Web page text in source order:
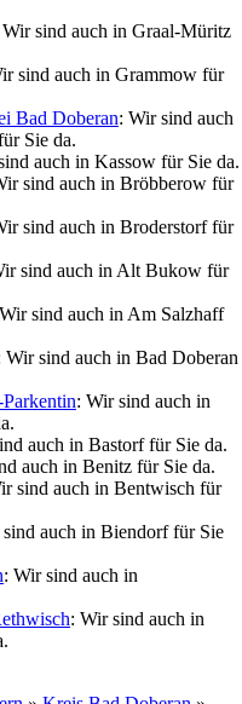
Wir sind auch in Graal-Müritz
sind auch in Grammow für
Bad Doberan: Wir sind auch
Sie da.
auch in Kassow für Sie da.
sind auch in Bröbberow für
sind auch in Broderstorf für
sind auch in Alt Bukow für
sind auch in Am Salzhaff
Wir sind auch in Bad Doberan
: Wir sind auch in
auch in Bastorf für Sie da.
auch in Benitz für Sie da.
sind auch in Bentwisch für
auch in Biendorf für Sie
: Wir sind auch in
: Wir sind auch in